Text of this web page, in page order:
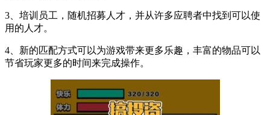
3、培训员工，随机招募人才，并从许多应聘者中找到可以使
用的人才。
4、新的匹配方式可以为游戏带来更多乐趣，丰富的物品可以
节省玩家更多的时间来完成操作。